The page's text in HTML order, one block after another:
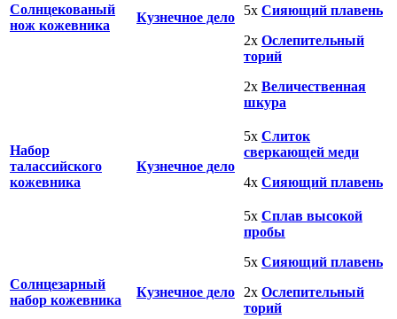
Солнцекованый
нож кожевника
Кузнечное дело
5x Сияющий плавень
2x Ослепительный
торий
2x Величественная
шкура
Набор
талассийского
кожевника
Кузнечное дело
5x Слиток
сверкающей меди
4x Сияющий плавень
Солнцезарный
набор кожевника
Кузнечное дело
5x Сплав высокой
пробы
5x Сияющий плавень
2x Ослепительный
торий